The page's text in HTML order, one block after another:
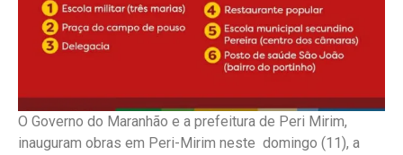
O Governo do Maranhão e a prefeitura de Peri Mirim,
inauguram obras em Peri-Mirim neste domingo (11), a